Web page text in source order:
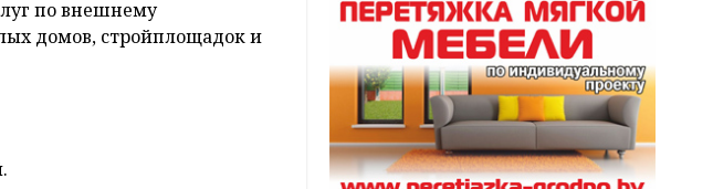
по внешнему
домов, стройплощадок и